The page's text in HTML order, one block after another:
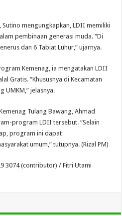
Sutino mengungkapkan, LDII memiliki
pembinaan generasi muda. “Di
dan 6 Tabiat Luhur,” ujarnya.
Kemenag, ia mengatakan LDII
Gratis. “Khususnya di Kecamatan
UMKM,” jelasnya.
Tulang Bawang, Ahmad
program LDII tersebut. “Selain
program ini dapat
umum,” tutupnya. (Rizal PM)
3074 (contributor) / Fitri Utami